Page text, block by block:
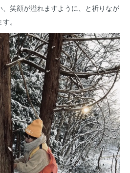
笑顔が溢れますように、と祈りなが
。